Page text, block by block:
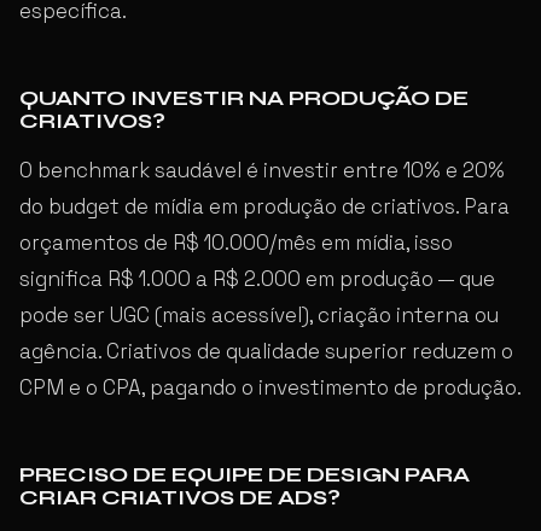
específica.
QUANTO INVESTIR NA PRODUÇÃO DE
CRIATIVOS?
O benchmark saudável é investir entre 10% e 20%
do budget de mídia em produção de criativos. Para
orçamentos de R$ 10.000/mês em mídia, isso
significa R$ 1.000 a R$ 2.000 em produção — que
pode ser UGC (mais acessível), criação interna ou
agência. Criativos de qualidade superior reduzem o
CPM e o CPA, pagando o investimento de produção.
PRECISO DE EQUIPE DE DESIGN PARA
CRIAR CRIATIVOS DE ADS?